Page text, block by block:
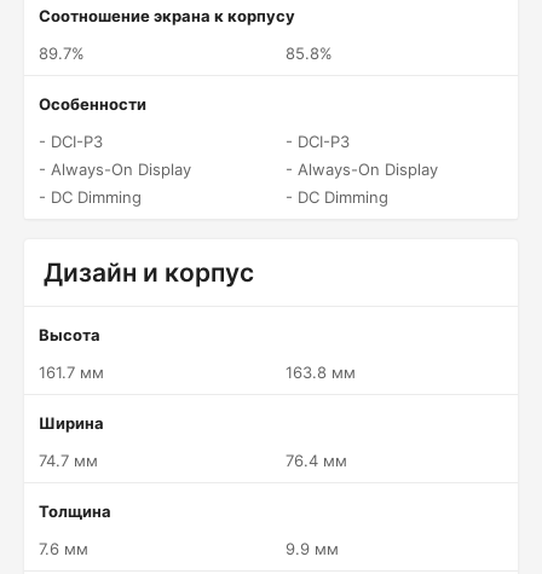
Соотношение экрана к корпусу
89.7%
85.8%
Особенности
- DCI-P3
- Always-On Display
- DC Dimming
- DCI-P3
- Always-On Display
- DC Dimming
Дизайн и корпус
Высота
161.7 мм
163.8 мм
Ширина
74.7 мм
76.4 мм
Толщина
7.6 мм
9.9 мм